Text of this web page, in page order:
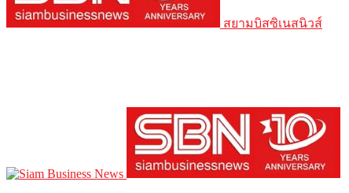
สยามบิสซิเนสนิวส์